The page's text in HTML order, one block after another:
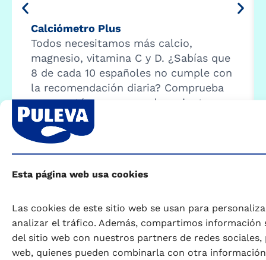
Esta página web usa cookies
Las cookies de este sitio web se usan para
analizar el tráfico. Además, compartimos información
del sitio web con nuestros partners de redes sociales,
web, quienes pueden combinarla con otra
Calciómetro Plus
Todos necesitamos más calcio,
magnesio, vitamina C y D. ¿Sabías que
8 de cada 10 españoles no cumple con
la recomendación diaria? Comprueba
como estás en apenas dos minutos. …
Comenzar calculadora